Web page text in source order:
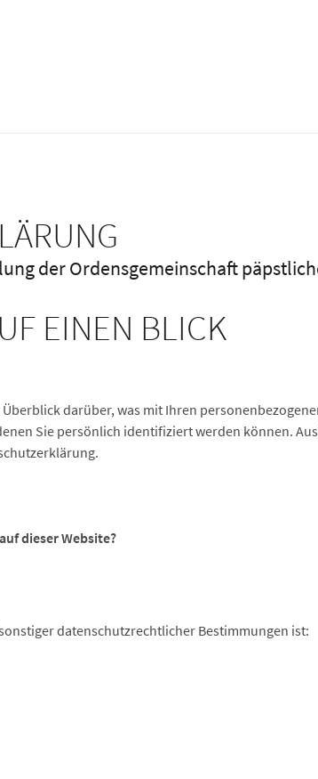
der Ordensgemeinschaft
EINEN BLICK
darüber, was mit Ihren
Sie persönlich identifiziert werden können.
dieser Website?
datenschutzrechtlicher Bestimmungen ist: